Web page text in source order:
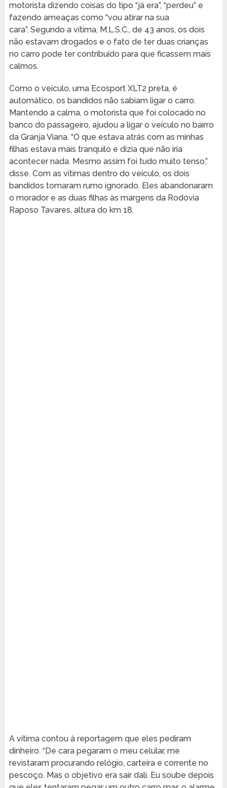
motorista dizendo coisas do tipo “já era”, “perdeu” e
fazendo ameaças como “vou atirar na sua
cara”. Segundo a vítima, M.L.S.C., de 43 anos, os dois
não estavam drogados e o fato de ter duas crianças
no carro pode ter contribuído para que ficassem mais
calmos.
Como o veículo, uma Ecosport XLT2 preta, é
automático, os bandidos não sabiam ligar o carro.
Mantendo a calma, o motorista que foi colocado no
banco do passageiro, ajudou a ligar o veículo no bairro
da Granja Viana. “O que estava atrás com as minhas
filhas estava mais tranquilo e dizia que não iria
acontecer nada. Mesmo assim foi tudo muito tenso,”
disse. Com as vítimas dentro do veículo, os dois
bandidos tomaram rumo ignorado. Eles abandonaram
o morador e as duas filhas às margens da Rodovia
Raposo Tavares, altura do km 18.
A vítima contou à reportagem que eles pediram
dinheiro. “De cara pegaram o meu celular, me
revistaram procurando relógio, carteira e corrente no
pescoço. Mas o objetivo era sair dali. Eu soube depois